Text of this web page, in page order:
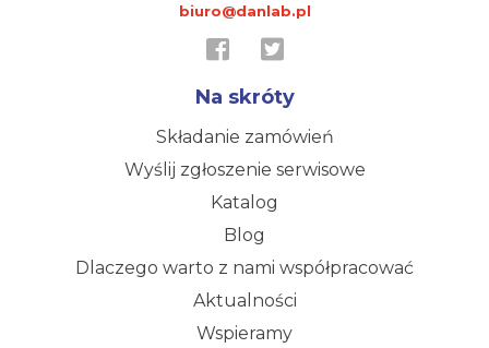
biuro@danlab.pl
Na skróty
Składanie zamówień
Wyślij zgłoszenie serwisowe
Katalog
Blog
Dlaczego warto z nami współpracować
Aktualności
Wspieramy